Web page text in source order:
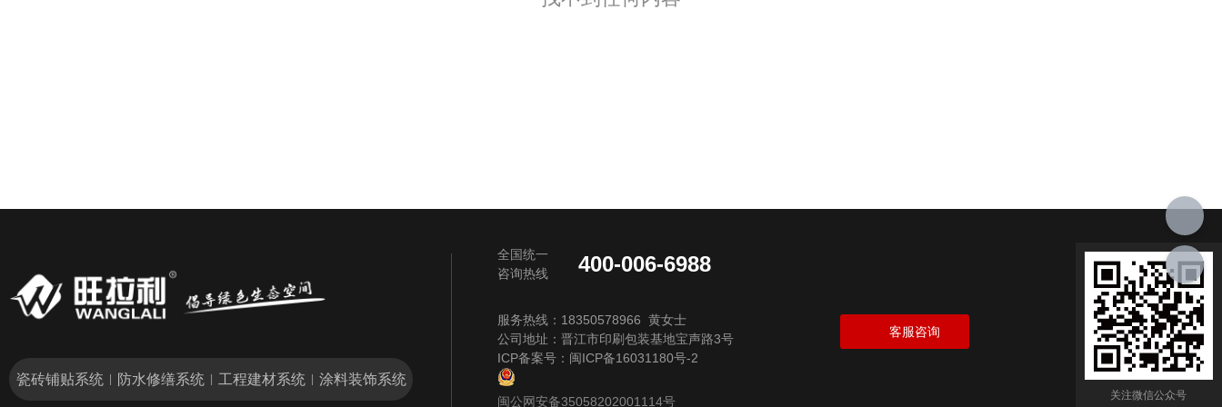
瓷砖铺贴系统 防水修缮系统 工程建材系统 涂料装饰系统
全国统一
咨询热线
400-006-6988
服务热线：18350578966 黄女士
公司地址：晋江市印刷包装基地宝声路3号
ICP备案号： 闽ICP备16031180号-2
闽公网安备35058202001114号
客服咨询
关注微信公众号